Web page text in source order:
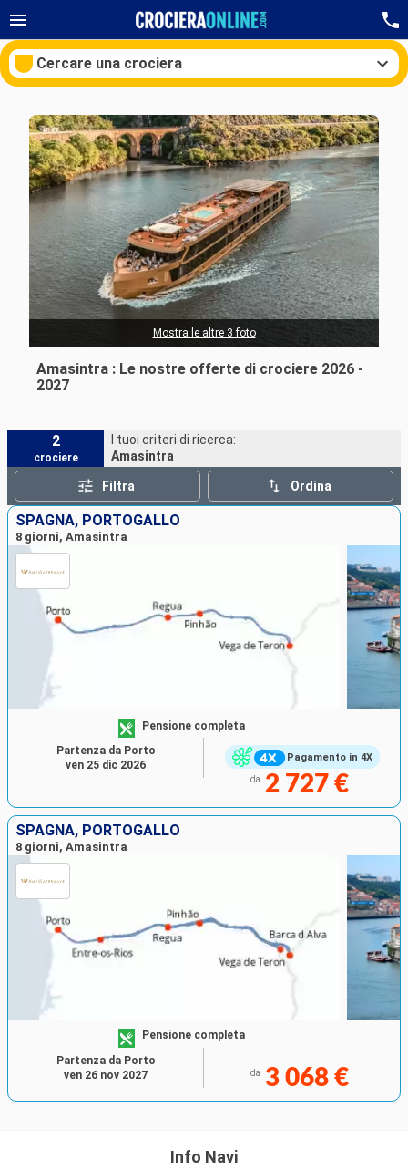
Cercare una crociera
Le nostre destinazioni
Mesi di partenza
Porti Compagnie
Ricerca
Amasintra : Le nostre offerte di crociere 2026 -
2027
Mostra le altre 3 foto
2
crociere
I tuoi criteri di ricerca:
Amasintra
Filtra Ordina
SPAGNA, PORTOGALLO
8 giorni, Amasintra
Pagamento in 4X
Pensione completa
da 2 727 €
Partenza da Porto
ven 25 dic 2026
SPAGNA, PORTOGALLO
8 giorni, Amasintra
Pensione completa
da 3 068 €
Partenza da Porto
ven 26 nov 2027
Info Navi